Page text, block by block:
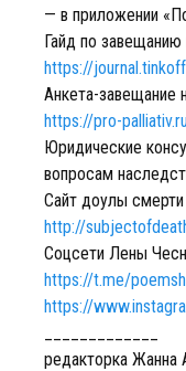
— в приложении
Гайд по
https://
Анкета-завещание
https://pro-
Юридические
вопросам
Сайт доулы смерти
http://
Соцсети Лены
https://t.me/
https://
редакторка Жанна